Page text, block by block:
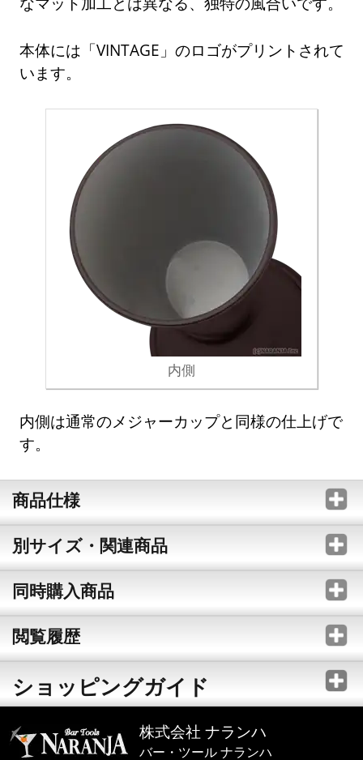
本体には「VINTAGE」のロゴがプリントされて
います。
内側
内側は通常のメジャーカップと同様の仕上げで
す。
商品仕様
別サイズ・関連商品
同時購入商品
閲覧履歴
ショッピングガイド
株式会社 ナランハ
バー・ツール ナランハ